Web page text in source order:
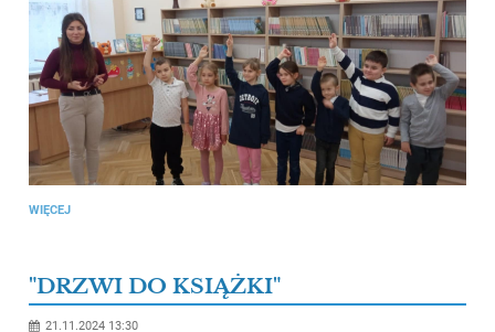
WIĘCEJ
"DRZWI DO KSIĄŻKI"
21.11.2024 13:30